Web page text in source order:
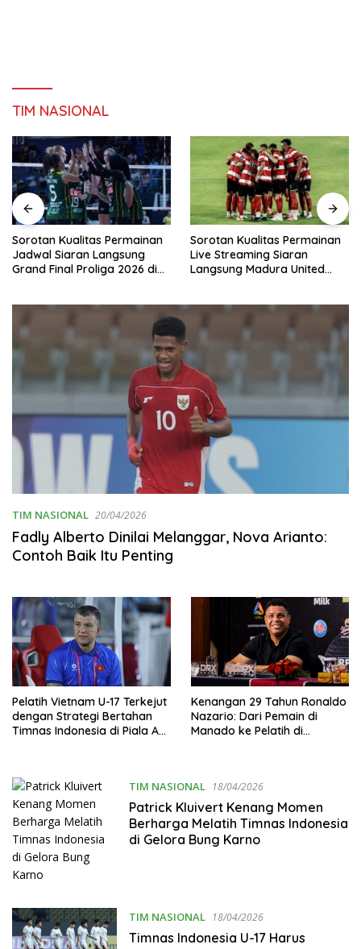
TIM NASIONAL
Sorotan Kualitas Permainan
Jadwal Siaran Langsung
Grand Final Proliga 2026 di
Sorotan Kualitas Permainan
Live Streaming Siaran
Langsung Madura United
TIM NASIONAL 20/04/2026
Fadly Alberto Dinilai Melanggar, Nova Arianto:
Contoh Baik Itu Penting
Pelatih Vietnam U-17 Terkejut
dengan Strategi Bertahan
Timnas Indonesia di Piala AFF
Kenangan 29 Tahun Ronaldo
Nazario: Dari Pemain di
Manado ke Pelatih di
TIM NASIONAL 18/04/2026
Patrick Kluivert Kenang Momen
Berharga Melatih Timnas Indonesia
di Gelora Bung Karno
TIM NASIONAL 18/04/2026
Timnas Indonesia U-17 Harus